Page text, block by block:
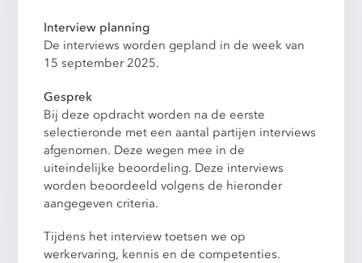
Interview planning
De interviews worden gepland in de week van
15 september 2025.
Gesprek
Bij deze opdracht worden na de eerste
selectieronde met een aantal partijen interviews
afgenomen. Deze wegen mee in de
uiteindelijke beoordeling. Deze interviews
worden beoordeeld volgens de hieronder
aangegeven criteria.
Tijdens het interview toetsen we op
werkervaring, kennis en de competenties.